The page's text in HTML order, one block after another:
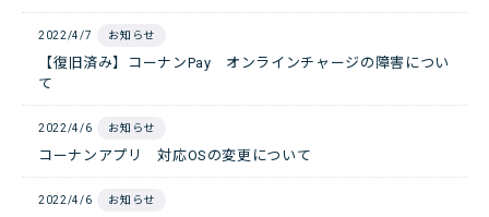
2022/4/7 お知らせ
【復旧済み】コーナンPay オンラインチャージの障害につい
て
2022/4/6 お知らせ
コーナンアプリ 対応OSの変更について
2022/4/6 お知らせ